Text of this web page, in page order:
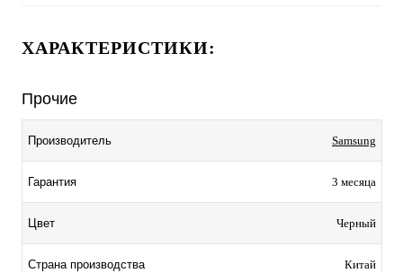
ХАРАКТЕРИСТИКИ:
Прочие
Производитель Samsung
Гарантия 3 месяца
Цвет Черный
Страна производства Китай